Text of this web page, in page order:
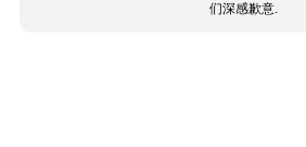
们深感歉意.